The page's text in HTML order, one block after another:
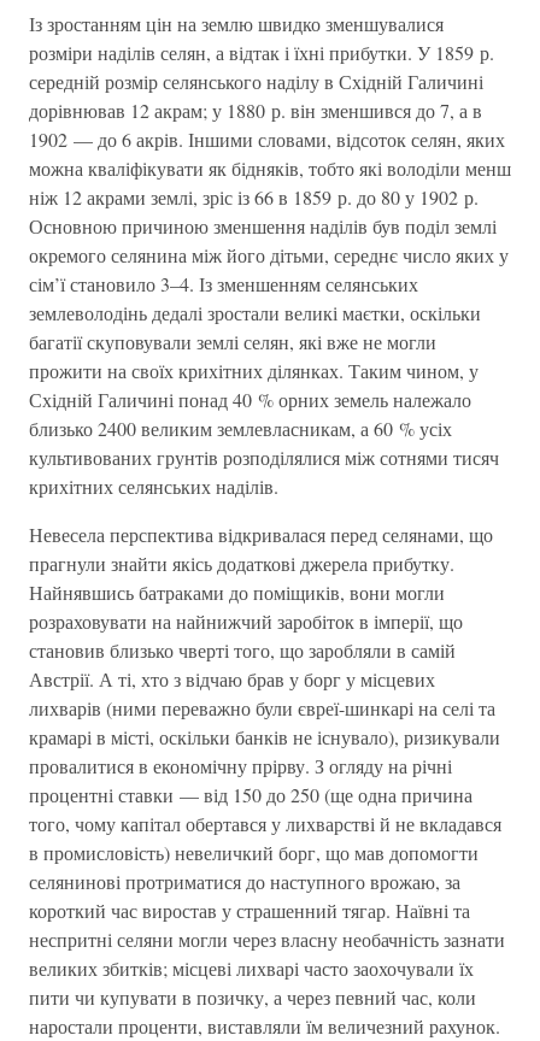
Із зростанням цін на землю швидко зменшувалися
розміри наділів селян, а відтак і їхні прибутки. У 1859 р.
середній розмір селянського наділу в Східній Галичині
дорівнював 12 акрам; у 1880 р. він зменшився до 7, а в
1902 — до 6 акрів. Іншими словами, відсоток селян, яких
можна кваліфікувати як бідняків, тобто які володіли менш
ніж 12 акрами землі, зріс із 66 в 1859 р. до 80 у 1902 р.
Основною причиною зменшення наділів був поділ землі
окремого селянина між його дітьми, середнє число яких у
сім’ї становило 3–4. Із зменшенням селянських
землеволодінь дедалі зростали великі маєтки, оскільки
багатії скуповували землі селян, які вже не могли
прожити на своїх крихітних ділянках. Таким чином, у
Східній Галичині понад 40 % орних земель належало
близько 2400 великим землевласникам, а 60 % усіх
культивованих грунтів розподілялися між сотнями тисяч
крихітних селянських наділів.
Невесела перспектива відкривалася перед селянами, що
прагнули знайти якісь додаткові джерела прибутку.
Найнявшись батраками до поміщиків, вони могли
розраховувати на найнижчий заробіток в імперії, що
становив близько чверті того, що заробляли в самій
Австрії. А ті, хто з відчаю брав у борг у місцевих
лихварів (ними переважно були євреї-шинкарі на селі та
крамарі в місті, оскільки банків не існувало), ризикували
провалитися в економічну прірву. З огляду на річні
процентні ставки — від 150 до 250 (ще одна причина
того, чому капітал обертався у лихварстві й не вкладався
в промисловість) невеличкий борг, що мав допомогти
селянинові протриматися до наступного врожаю, за
короткий час виростав у страшенний тягар. Наївні та
неспритні селяни могли через власну необачність зазнати
великих збитків; місцеві лихварі часто заохочували їх
пити чи купувати в позичку, а через певний час, коли
наростали проценти, виставляли їм величезний рахунок.